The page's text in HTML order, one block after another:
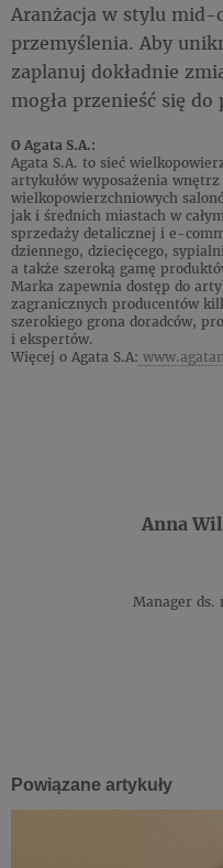
Aranżacja w stylu
przemyślenia. Aby
zaplanuj dokładnie
mogła przenieść się do
O Agata S.A.:
Agata S.A. to sieć
artykułów wyposażenia wnętrz
wielkopowierzchniowych
jak i średnich miastach w
sprzedaży detalicznej i e-
dziennego, dziecięcego,
a także szeroką gamę
Marka zapewnia dostęp do
zagranicznych producentów
szerokiego grona doradców,
i ekspertów.
Więcej o Agata S.A:
Anna
Manager ds.
Powiązane artykuły